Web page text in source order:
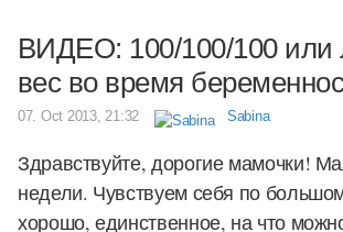
ВИДЕО: 100/100/100 или
вес во время
07. Oct 2013, 21:32 Sabina
Здравствуйте, дорогие мамочки!
недели. Чувствуем себя по
хорошо, единственное, на что